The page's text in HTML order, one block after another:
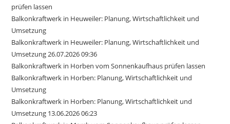
prüfen lassen
Balkonkraftwerk in Heuweiler: Planung, Wirtschaftlichkeit und
Umsetzung
Balkonkraftwerk in Heuweiler: Planung, Wirtschaftlichkeit und
Umsetzung 26.07.2026 09:36
Balkonkraftwerk in Horben vom Sonnenkaufhaus prüfen lassen
Balkonkraftwerk in Horben: Planung, Wirtschaftlichkeit und
Umsetzung
Balkonkraftwerk in Horben: Planung, Wirtschaftlichkeit und
Umsetzung 13.06.2026 06:23